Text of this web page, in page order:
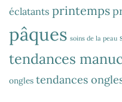
éclatants printemps
pâques soins de la peau
tendances
ongles tendances